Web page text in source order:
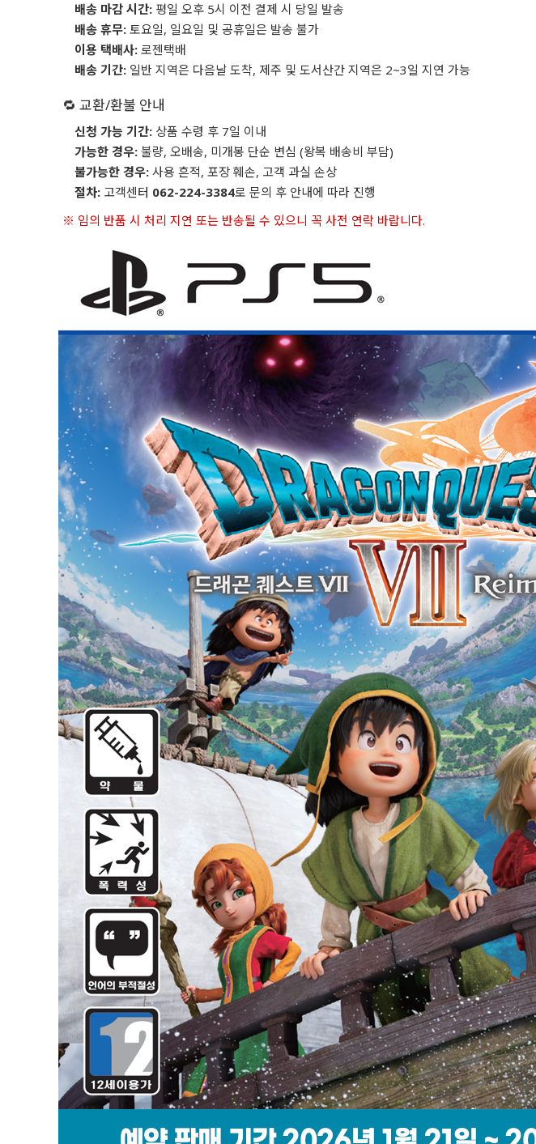
배송 마감 시간: 평일 오후 5시 이전 결제 시 당일 발송
배송 휴무: 토요일, 일요일 및 공휴일은 발송 불가
이용 택배사: 로젠택배
배송 기간: 일반 지역은 다음날 도착, 제주 및 도서산간 지역은 2~3일 지연 가능
🔁 교환/환불 안내
신청 가능 기간: 상품 수령 후 7일 이내
가능한 경우: 불량, 오배송, 미개봉 단순 변심 (왕복 배송비 부담)
불가능한 경우: 사용 흔적, 포장 훼손, 고객 과실 손상
절차: 고객센터 062-224-3384로 문의 후 안내에 따라 진행
※ 임의 반품 시 처리 지연 또는 반송될 수 있으니 꼭 사전 연락 바랍니다.